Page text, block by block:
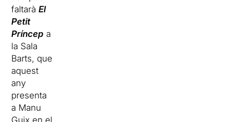
faltaràEl
Petit
Príncep a
la Sala
Barts, que
aquest
any
presenta
a Manu
Guix en el